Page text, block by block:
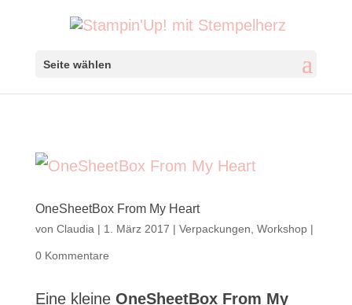
Seite wählen
OneSheetBox From My Heart
von Claudia | 1. März 2017 | Verpackungen Workshop|
0 Kommentare
Eine kleine OneSheetBox From My